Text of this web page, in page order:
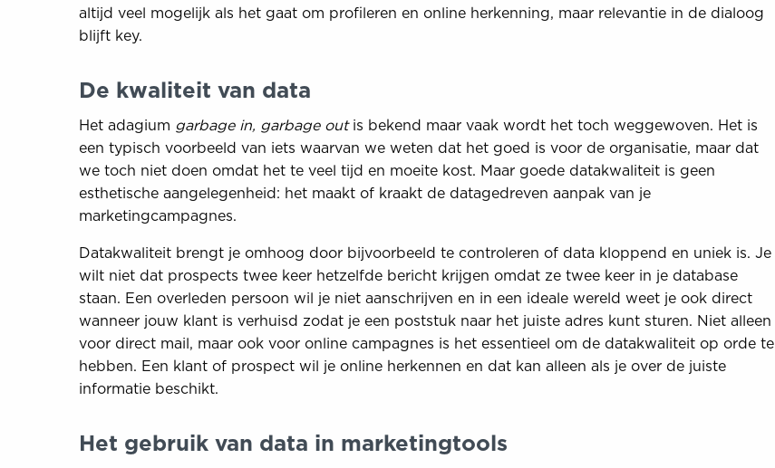
altijd veel mogelijk als het gaat om profileren en online herkenning, maar relevantie in de dialoog
blijft key.
De kwaliteit van data
Het adagium garbage in, garbage outis bekend maar vaak wordt het toch weggewoven. Het is
een typisch voorbeeld van iets waarvan we weten dat het goed is voor de organisatie, maar dat
we toch niet doen omdat het te veel tijd en moeite kost. Maar goede datakwaliteit is geen
esthetische aangelegenheid: het maakt of kraakt de datagedreven aanpak van je
marketingcampagnes.
Datakwaliteit brengt je omhoog door bijvoorbeeld te controleren of data kloppend en uniek is. Je
wilt niet dat prospects twee keer hetzelfde bericht krijgen omdat ze twee keer in je database
staan. Een overleden persoon wil je niet aanschrijven en in een ideale wereld weet je ook direct
wanneer jouw klant is verhuisd zodat je een poststuk naar het juiste adres kunt sturen. Niet alleen
voor direct mail, maar ook voor online campagnes is het essentieel om de datakwaliteit op orde te
hebben. Een klant of prospect wil je online herkennen en dat kan alleen als je over de juiste
informatie beschikt.
Het gebruik van data in marketingtools